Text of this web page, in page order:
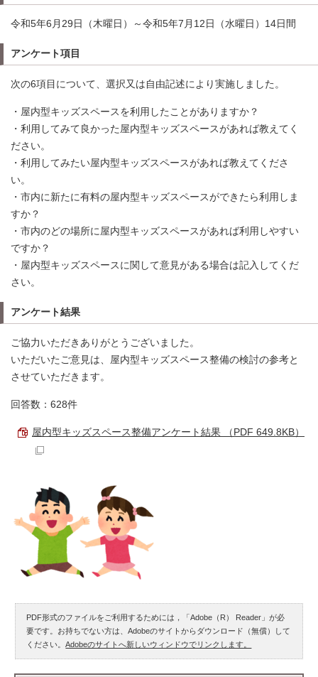
令和5年6月29日（木曜日）～令和5年7月12日（水曜日）14日間
アンケート項目
次の6項目について、選択又は自由記述により実施しました。
・屋内型キッズスペースを利用したことがありますか？
・利用してみて良かった屋内型キッズスペースがあれば教えてく
ださい。
・利用してみたい屋内型キッズスペースがあれば教えてくださ
い。
・市内に新たに有料の屋内型キッズスペースができたら利用しま
すか？
・市内のどの場所に屋内型キッズスペースがあれば利用しやすい
ですか？
・屋内型キッズスペースに関して意見がある場合は記入してくだ
さい。
アンケート結果
ご協力いただきありがとうございました。
いただいたご意見は、屋内型キッズスペース整備の検討の参考と
させていただきます。
回答数：628件
屋内型キッズスペース整備アンケート結果 （PDF 649.8KB）
PDF形式のファイルをご利用するためには，「Adobe（R） Reader」が必
要です。お持ちでない方は、Adobeのサイトからダウンロード（無償）して
ください。Adobeのサイトへ新しいウィンドウでリンクします。